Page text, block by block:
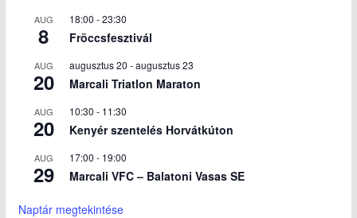
AUG
8
18:00 -23:30
Fröccsfesztivál
AUG
20
augusztus 20 -augusztus 23
Marcali Triatlon Maraton
AUG
20
10:30 - 11:30
Kenyér szentelés Horvátkúton
AUG
29
17:00 - 19:00
Marcali VFC – Balatoni Vasas SE
Naptár megtekintése